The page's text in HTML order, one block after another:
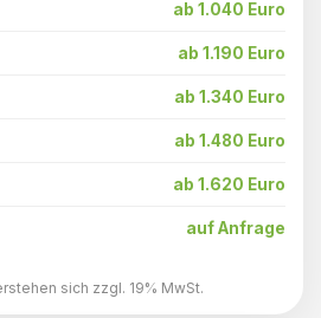
ab 1.040 Euro
ab 1.190 Euro
ab 1.340 Euro
ab 1.480 Euro
ab 1.620 Euro
auf Anfrage
sich zzgl. 19% MwSt.